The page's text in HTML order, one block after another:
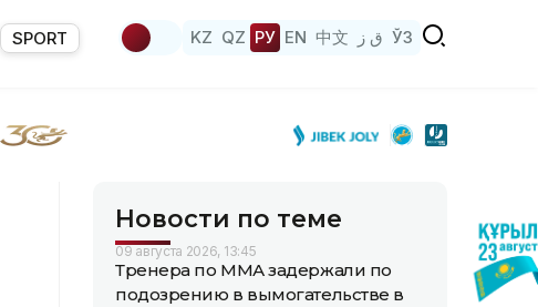
SPORT KZ QZ РУ EN 中文 ق ز ЎЗ
Новости по теме
09 августа 2026, 13:45
Тренера по ММА задержали по
подозрению в вымогательстве в